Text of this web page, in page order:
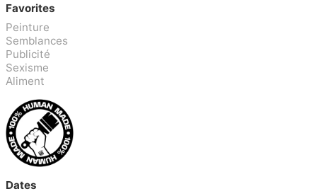
Favorites
Peinture
Semblances
Publicité
Sexisme
Aliment
Dates